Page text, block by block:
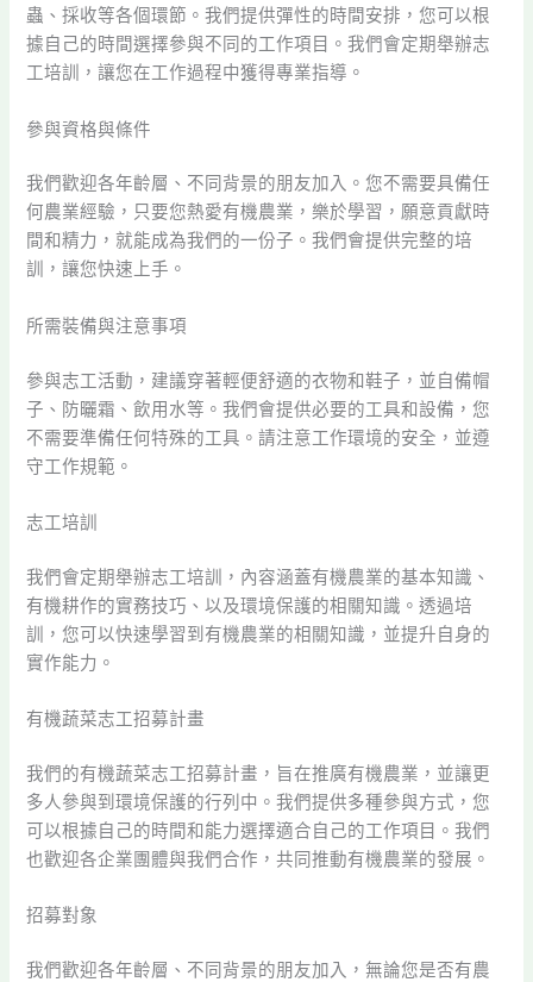
蟲、採收等各個環節。我們提供彈性的時間安排，您可以根
據自己的時間選擇參與不同的工作項目。我們會定期舉辦志
工培訓，讓您在工作過程中獲得專業指導。
參與資格與條件
我們歡迎各年齡層、不同背景的朋友加入。您不需要具備任
何農業經驗，只要您熱愛有機農業，樂於學習，願意貢獻時
間和精力，就能成為我們的一份子。我們會提供完整的培
訓，讓您快速上手。
所需裝備與注意事項
參與志工活動，建議穿著輕便舒適的衣物和鞋子，並自備帽
子、防曬霜、飲用水等。我們會提供必要的工具和設備，您
不需要準備任何特殊的工具。請注意工作環境的安全，並遵
守工作規範。
志工培訓
我們會定期舉辦志工培訓，內容涵蓋有機農業的基本知識、
有機耕作的實務技巧、以及環境保護的相關知識。透過培
訓，您可以快速學習到有機農業的相關知識，並提升自身的
實作能力。
有機蔬菜志工招募計畫
我們的有機蔬菜志工招募計畫，旨在推廣有機農業，並讓更
多人參與到環境保護的行列中。我們提供多種參與方式，您
可以根據自己的時間和能力選擇適合自己的工作項目。我們
也歡迎各企業團體與我們合作，共同推動有機農業的發展。
招募對象
我們歡迎各年齡層、不同背景的朋友加入，無論您是否有農